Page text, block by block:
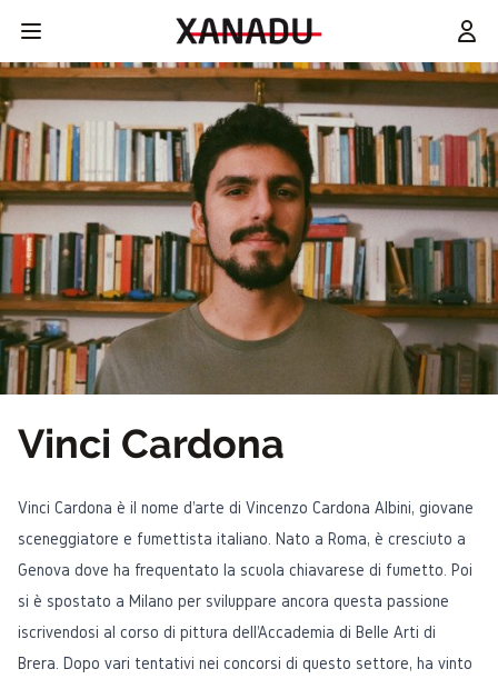
Vinci Cardona
Vinci Cardona è il nome d'arte di Vincenzo Cardona Albini, giovane
sceneggiatore e fumettista italiano. Nato a Roma, è cresciuto a
Genova dove ha frequentato la scuola chiavarese di fumetto. Poi
si è spostato a Milano per sviluppare ancora questa passione
iscrivendosi al corso di pittura dell'Accademia di Belle Arti di
Brera. Dopo vari tentativi nei concorsi di questo settore, ha vinto